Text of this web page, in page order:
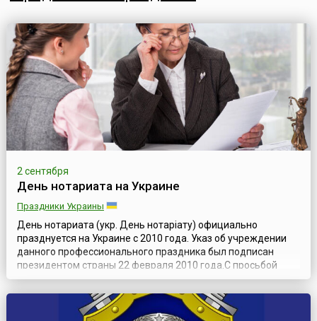
2 сентября
День нотариата на Украине
Праздники Украины
День нотариата (укр. День нотаріату) официально
празднуется на Украине с 2010 года. Указ об учреждении
данного профессионального праздника был подписан
президентом страны 22 февраля 2010 года.С просьбой
ввести профессиональный праздник к главе государства
обратилась Украинская нотариальная палата, в которой
состоит около 5 тысяч специалистов. Такое решение